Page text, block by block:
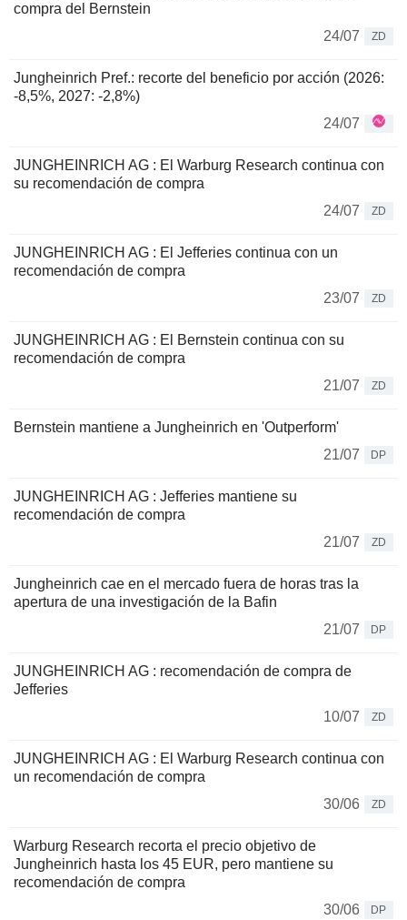
compra del Bernstein
24/07
ZD
Jungheinrich Pref.: recorte del beneficio por acción (2026:
-8,5%, 2027: -2,8%)
24/07
JUNGHEINRICH AG : El Warburg Research continua con
su recomendación de compra
24/07
ZD
JUNGHEINRICH AG : El Jefferies continua con un
recomendación de compra
23/07
ZD
JUNGHEINRICH AG : El Bernstein continua con su
recomendación de compra
21/07
ZD
Bernstein mantiene a Jungheinrich en 'Outperform'
21/07
DP
JUNGHEINRICH AG : Jefferies mantiene su
recomendación de compra
21/07
ZD
Jungheinrich cae en el mercado fuera de horas tras la
apertura de una investigación de la Bafin
21/07
DP
JUNGHEINRICH AG : recomendación de compra de
Jefferies
10/07
ZD
JUNGHEINRICH AG : El Warburg Research continua con
un recomendación de compra
30/06
ZD
Warburg Research recorta el precio objetivo de
Jungheinrich hasta los 45 EUR, pero mantiene su
recomendación de compra
30/06
DP